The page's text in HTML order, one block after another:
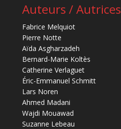
Auteurs / Autrices
Fabrice Melquiot
Pierre Notte
Aïda Asgharzadeh
Bernard-Marie Koltès
Catherine Verlaguet
Éric-Emmanuel Schmitt
Lars Noren
Ahmed Madani
Wajdi Mouawad
Suzanne Lebeau